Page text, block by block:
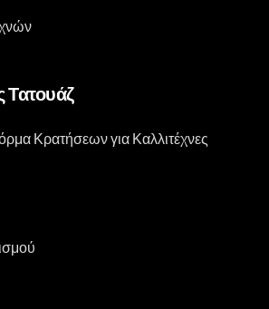
Τατουάζ
Κρατήσεων για Καλλιτέχνες